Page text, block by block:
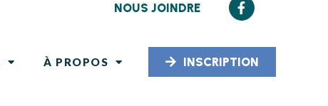
NOUS JOINDRE
À PROPOS INSCRIPTION